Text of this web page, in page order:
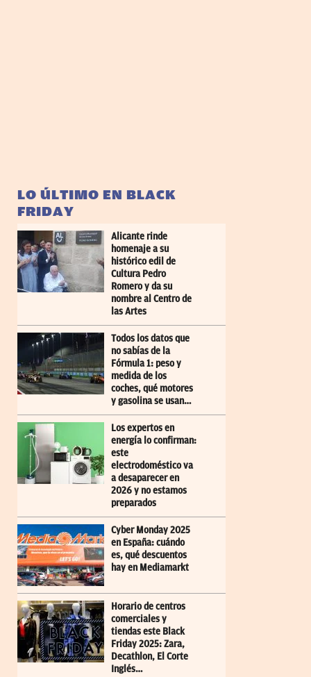
LO ÚLTIMO EN BLACK
FRIDAY
Alicante rinde
homenaje a su
histórico edil de
Cultura Pedro
Romero y da su
nombre al Centro de
las Artes
Todos los datos que
no sabías de la
Fórmula 1: peso y
medida de los
coches, qué motores
y gasolina se usan…
Los expertos en
energía lo confirman:
este
electrodoméstico va
a desaparecer en
2026 y no estamos
preparados
Cyber Monday 2025
en España: cuándo
es, qué descuentos
hay en Mediamarkt
Horario de centros
comerciales y
tiendas este Black
Friday 2025: Zara,
Decathlon, El Corte
Inglés…